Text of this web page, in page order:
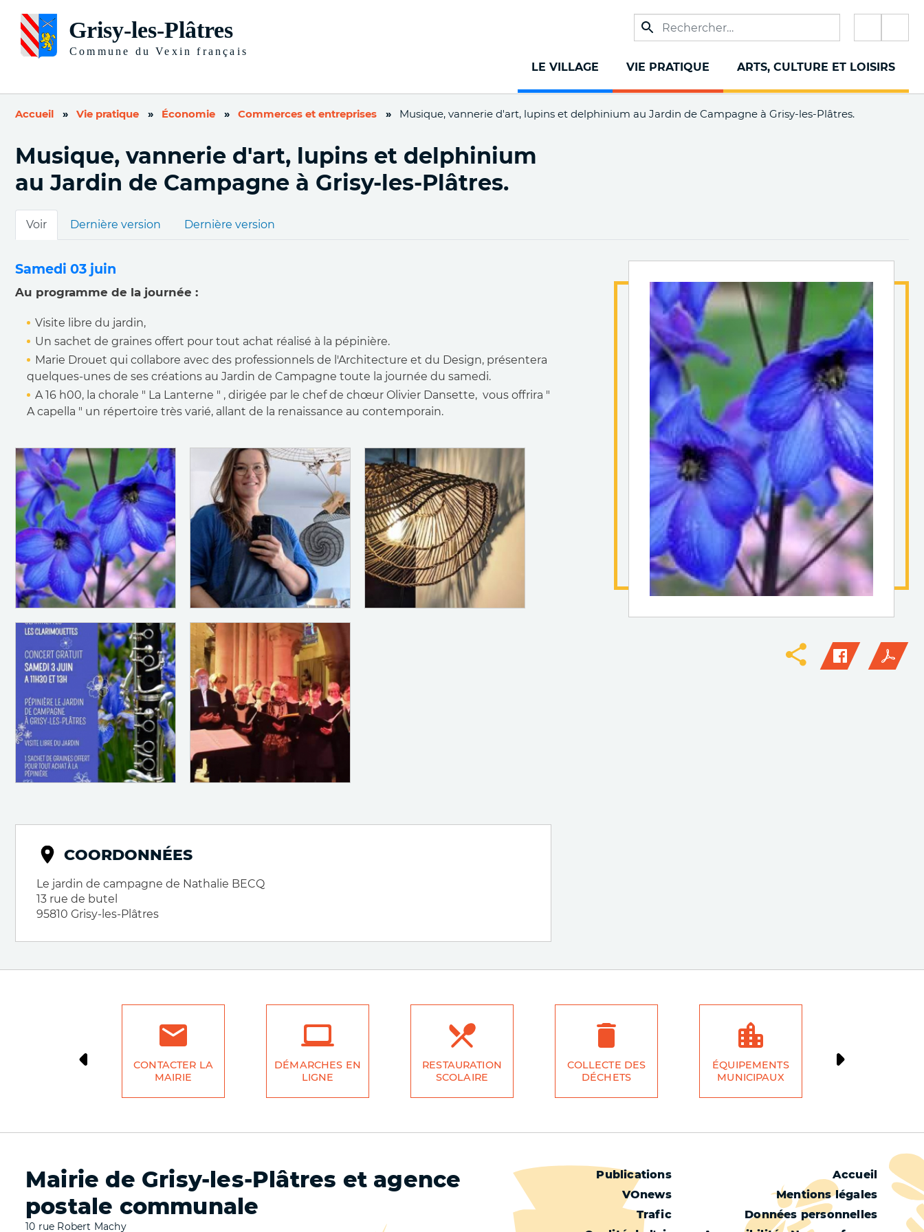
LE VILLAGE VIE PRATIQUE ARTS, CULTURE ET LOISIRS
Accueil Vie pratique Économie Commerces et entreprises Musique, vannerie d'art, lupins et delphinium au Jardin de Campagne à Grisy-les-Plâtres.
Musique, vannerie d'art, lupins et delphinium
au Jardin de Campagne à Grisy-les-Plâtres.
Onglets
Voir Dernière version Dernière version
Samedi 03 juin
Au programme de la journée :
Visite libre du jardin,
Un sachet de graines offert pour tout achat réalisé à la pépinière.
Marie Drouet qui collabore avec des professionnels de l'Architecture et du Design, présentera
quelques-unes de ses créations au Jardin de Campagne toute la journée du samedi.
A 16 h00, la chorale " La Lanterne " , dirigée par le chef de chœur Olivier Dansette, vous offrira "
A capella " un répertoire très varié, allant de la renaissance au contemporain.
COORDONNÉES
Le jardin de campagne de Nathalie BECQ
13 rue de butel
95810 Grisy-les-Plâtres
CONTACTER LA
MAIRIE
DÉMARCHES EN
LIGNE
RESTAURATION
SCOLAIRE
COLLECTE DES
DÉCHETS
ÉQUIPEMENTS
MUNICIPAUX
Mairie de Grisy-les-Plâtres et agence
postale communale
10 rue Robert Machy
Pied
de
Publications
VOnews
Trafic
Accueil
Mentions légales
Données personnelles